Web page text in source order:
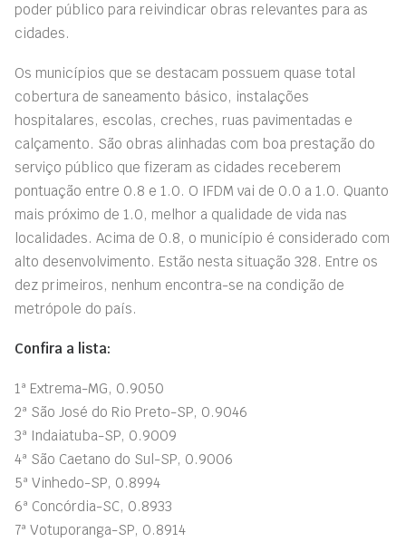
poder público para reivindicar obras relevantes para as
cidades.
Os municípios que se destacam possuem quase total
cobertura de saneamento básico, instalações
hospitalares, escolas, creches, ruas pavimentadas e
calçamento. São obras alinhadas com boa prestação do
serviço público que fizeram as cidades receberem
pontuação entre 0.8 e 1.0. O IFDM vai de 0.0 a 1.0. Quanto
mais próximo de 1.0, melhor a qualidade de vida nas
localidades. Acima de 0.8, o município é considerado com
alto desenvolvimento. Estão nesta situação 328. Entre os
dez primeiros, nenhum encontra-se na condição de
metrópole do país.
Confira a lista:
1ª Extrema-MG, 0.9050
2ª São José do Rio Preto-SP, 0.9046
3ª Indaiatuba-SP, 0.9009
4ª São Caetano do Sul-SP, 0.9006
5ª Vinhedo-SP, 0.8994
6ª Concórdia-SC, 0.8933
7ª Votuporanga-SP, 0.8914